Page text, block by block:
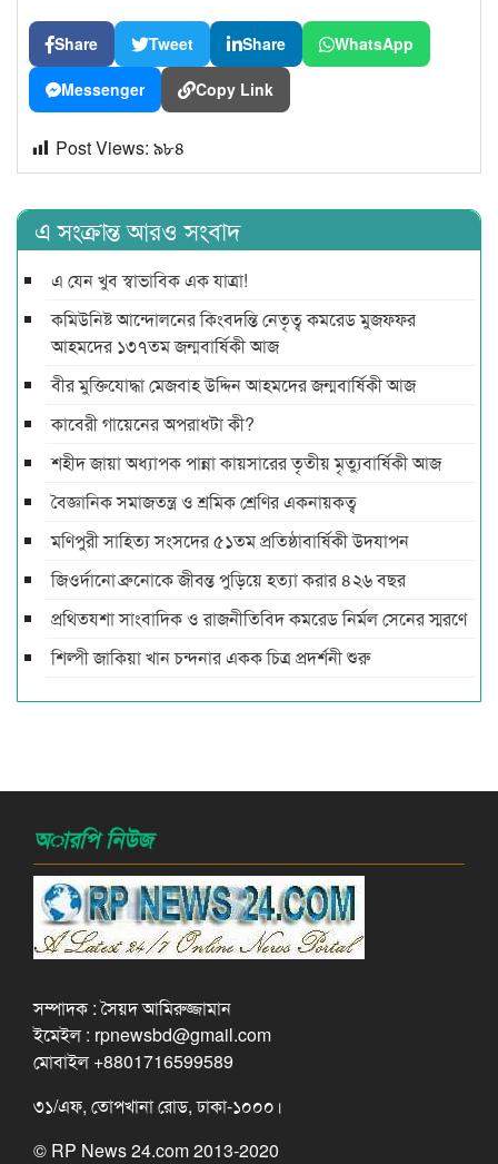
Share Tweet Share WhatsApp
Messenger Copy Link
Post Views: ৯৮৪
এ সংক্রান্ত আরও সংবাদ
এ যেন খুব স্বাভাবিক এক যাত্রা!
কমিউনিষ্ট আন্দোলনের কিংবদন্তি নেতৃত্ব কমরেড মুজফ্ফর
আহমদের ১৩৭তম জন্মবার্ষিকী আজ
বীর মুক্তিযোদ্ধা মেজবাহ উদ্দিন আহমদের জন্মবার্ষিকী আজ
কাবেরী গায়েনের অপরাধটা কী?
শহীদ জায়া অধ্যাপক পান্না কায়সারের তৃতীয় মৃত্যুবার্ষিকী আজ
বৈজ্ঞানিক সমাজতন্ত্র ও শ্রমিক শ্রেণির একনায়কত্ব‌
মণিপুরী সাহিত্য সংসদের ৫১তম প্রতিষ্ঠাবার্ষিকী উদযাপন
জিওর্দানো ব্রুনোকে জীবন্ত পুড়িয়ে হত্যা করার ৪২৬ বছর
প্রথিতযশা সাংবাদিক ও রাজনীতিবিদ কমরেড নির্মল সেনের স্মরণে
শিল্পী জাকিয়া খান চন্দনার একক চিত্র প্রদর্শনী শুরু
অারপি নিউজ
সম্পাদক : সৈয়দ আমিরুজ্জামান
ইমেইল : rpnewsbd@gmail.com
মোবাইল +8801716599589
৩১/এফ, তোপখানা রোড, ঢাকা-১০০০।
© RP News 24.com 2013-2020